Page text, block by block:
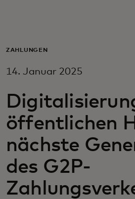
Für Unternehmen
Für Innovatoren
Neuigkeiten und
ZAHLUNGEN
14. Januar 2025
öffentlichen
nächste
des G2P-